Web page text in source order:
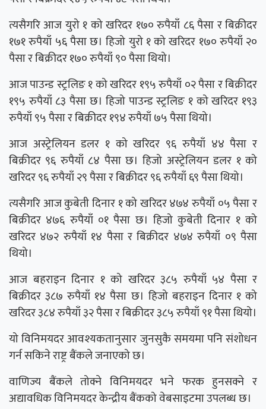
त्यसैगरि आज युरो १ को खरिदर १७० रुपैयाँ ८६ पैसा र बिक्रीदर
१७१ रुपैयाँ ५६ पैसा छ। हिजो युरो १ को खरिदर १७० रुपैयाँ २०
पैसा र बिक्रीदर १७० रुपैयाँ ९० पैसा थियो।
आज पाउन्ड स्ट्रलिङ १ को खरिदर १९५ रुपैयाँ ०२ पैसा र बिक्रीदर
१९५ रुपैयाँ ८३ पैसा छ। हिजो पाउन्ड स्ट्रलिङ १ को खरिदर १९३
रुपैयाँ ९५ पैसा र बिक्रीदर १९४ रुपैयाँ ७५ पैसा थियो।
आज अस्ट्रेलियन डलर १ को खरिदर ९६ रुपैयाँ ४४ पैसा र
बिक्रीदर ९६ रुपैयाँ ८४ पैसा छ। हिजो अस्ट्रेलियन डलर १ को
खरिदर ९६ रुपैयाँ २९ पैसा र बिक्रीदर ९६ रुपैयाँ ६९ पैसा थियो।
त्यसैगरि आज कुबेती दिनार १ को खरिदर ४७४ रुपैयाँ ०५ पैसा र
बिक्रीदर ४७६ रुपैयाँ ०१ पैसा छ। हिजो कुबेती दिनार १ को
खरिदर ४७२ रुपैयाँ १४ पैसा र बिक्रीदर ४७४ रुपैयाँ ०९ पैसा
थियो।
आज बहराइन दिनार १ को खरिदर ३८५ रुपैयाँ ५४ पैसा र
बिक्रीदर ३८७ रुपैयाँ १४ पैसा छ। हिजो बहराइन दिनार १ को
खरिदर ३८४ रुपैयाँ ३२ पैसा र बिक्रीदर ३८५ रुपैयाँ ९१ पैसा थियो।
यो विनिमयदर आवश्यकतानुसार जुनसुकै समयमा पनि संशोधन
गर्न सकिने राष्ट्र बैंकले जनाएको छ।
वाणिज्य बैंकले तोक्ने विनिमयदर भने फरक हुनसक्ने र
अद्यावधिक विनिमयदर केन्द्रीय बैंकको वेबसाइटमा उपलब्ध छ।